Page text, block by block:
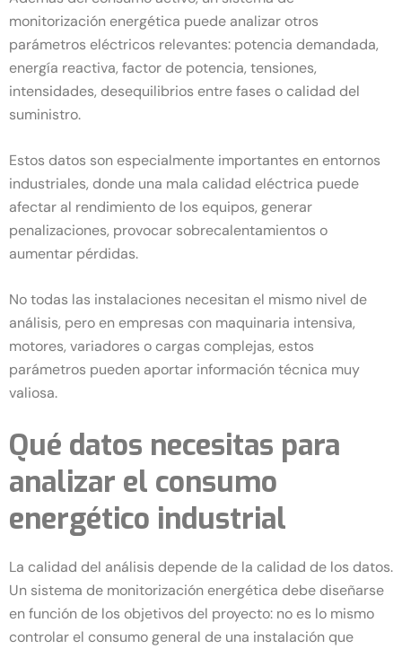
monitorización energética puede analizar otros
parámetros eléctricos relevantes: potencia demandada,
energía reactiva, factor de potencia, tensiones,
intensidades, desequilibrios entre fases o calidad del
suministro.
Estos datos son especialmente importantes en entornos
industriales, donde una mala calidad eléctrica puede
afectar al rendimiento de los equipos, generar
penalizaciones, provocar sobrecalentamientos o
aumentar pérdidas.
No todas las instalaciones necesitan el mismo nivel de
análisis, pero en empresas con maquinaria intensiva,
motores, variadores o cargas complejas, estos
parámetros pueden aportar información técnica muy
valiosa.
Qué datos necesitas para
analizar el consumo
energético industrial
La calidad del análisis depende de la calidad de los datos.
Un sistema de monitorización energética debe diseñarse
en función de los objetivos del proyecto: no es lo mismo
controlar el consumo general de una instalación que